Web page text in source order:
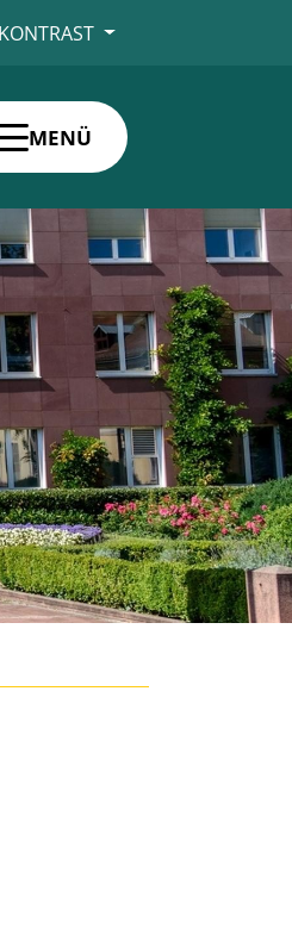
KONTRAST
MENÜ